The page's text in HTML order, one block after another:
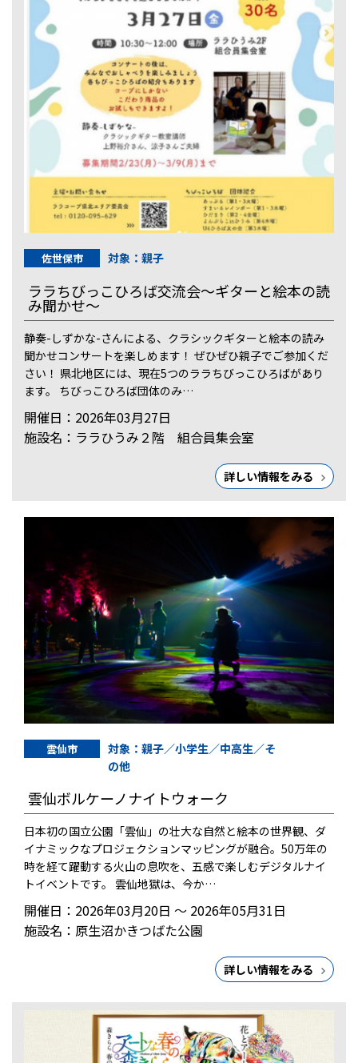
佐世保市 対象：親子
ララちびっこひろば交流会～ギターと絵本の読
み聞かせ～
静奏-しずかな-さんによる、クラシックギターと絵本の読み
聞かせコンサートを楽しめます！ ぜひぜひ親子でご参加くだ
さい！ 県北地区には、現在5つのララちびっこひろばがあり
ます。 ちびっこひろば団体のみ…
開催日：2026年03月27日
施設名：ララひうみ２階 組合員集会室
詳しい情報をみる
雲仙市
対象：親子／小学生／中高生／そ
の他
雲仙ボルケーノナイトウォーク
日本初の国立公園「雲仙」の壮大な自然と絵本の世界観、ダ
イナミックなプロジェクションマッピングが融合。50万年の
時を経て躍動する火山の息吹を、五感で楽しむデジタルナイ
トイベントです。 雲仙地獄は、今か…
開催日：2026年03月20日 ～ 2026年05月31日
施設名：原生沼かきつばた公園
詳しい情報をみる